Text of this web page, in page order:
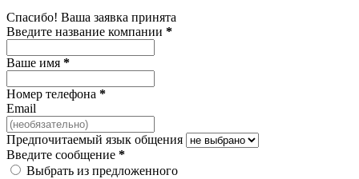
Спасибо! Ваша заявка принята
Введите название компании *
Ваше имя *
Номер телефона *
Email
Предпочитаемый язык общения
Введите сообщение *
Выбрать из предложенного